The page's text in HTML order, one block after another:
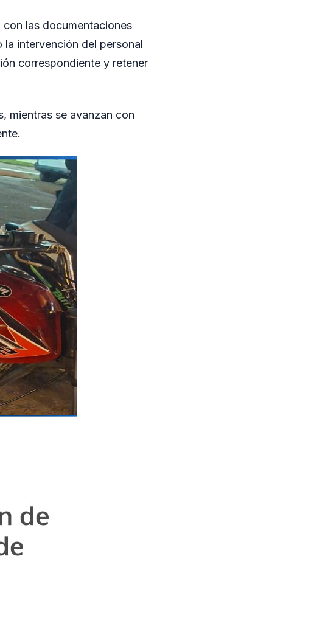
las documentaciones
la intervención del personal
correspondiente y retener
mientras se avanzan con